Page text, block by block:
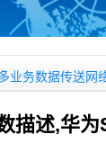
据传送网络需
描述,华